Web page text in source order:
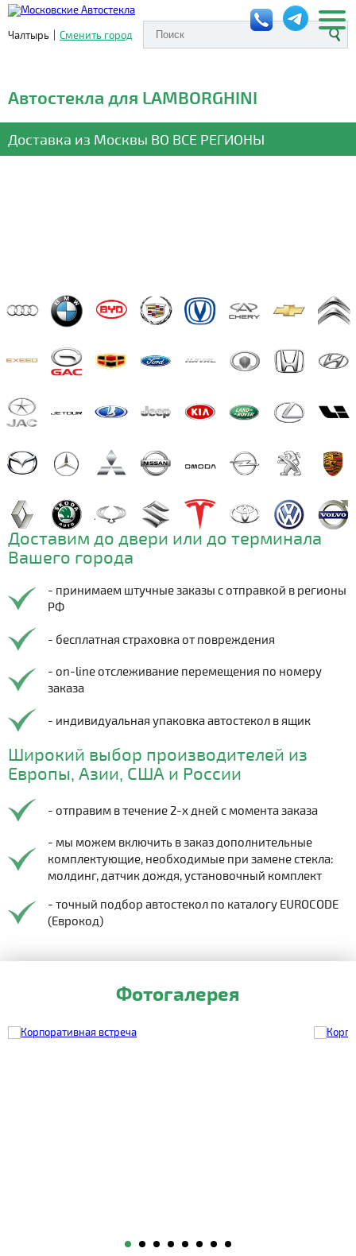
Чалтырь | Сменить город
Автостекла для LAMBORGHINI
Доставка из Москвы ВО ВСЕ РЕГИОНЫ
Доставим до двери или до терминала
Вашего города
- принимаем штучные заказы с отправкой в регионы
РФ
- бесплатная страховка от повреждения
- on-line отслеживание перемещения по номеру
заказа
- индивидуальная упаковка автостекол в ящик
Широкий выбор производителей из
Европы, Азии, США и России
- отправим в течение 2-х дней с момента заказа
- мы можем включить в заказ дополнительные
комплектующие, необходимые при замене стекла:
молдинг, датчик дождя, установочный комплект
- точный подбор автостекол по каталогу EUROCODE
(Еврокод)
Фотогалерея